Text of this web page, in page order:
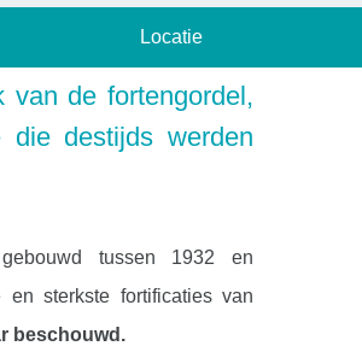
Locatie
van de fortengordel,
destijds werden
tussen 1932 en
sterkste fortificaties van
beschouwd.